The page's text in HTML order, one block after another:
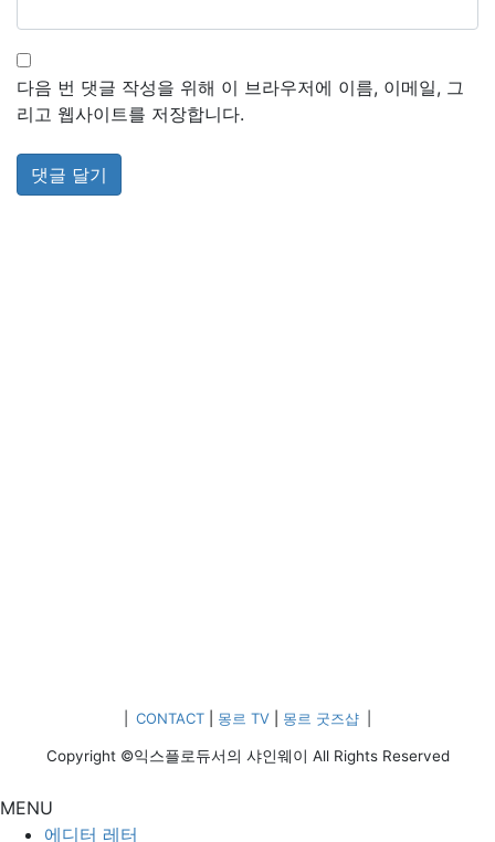
다음 번 댓글 작성을 위해 이 브라우저에 이름, 이메일, 그
리고 웹사이트를 저장합니다.
CONTACT 몽르 TV 몽르 굿즈샵
Copyright ©익스플로듀서의 샤인웨이 All Rights Reserved
MENU
에디터 레터